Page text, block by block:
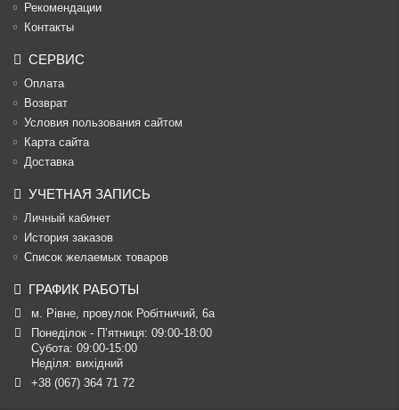
Рекомендации
Контакты
СЕРВИС
Оплата
Возврат
Условия пользования сайтом
Карта сайта
Доставка
УЧЕТНАЯ ЗАПИСЬ
Личный кабинет
История заказов
Список желаемых товаров
ГРАФИК РАБОТЫ
м. Рівне, провулок Робітничий, 6а
Понеділок - П’ятниця: 09:00-18:00
Субота: 09:00-15:00
Неділя: вихідний
+38 (067) 364 71 72